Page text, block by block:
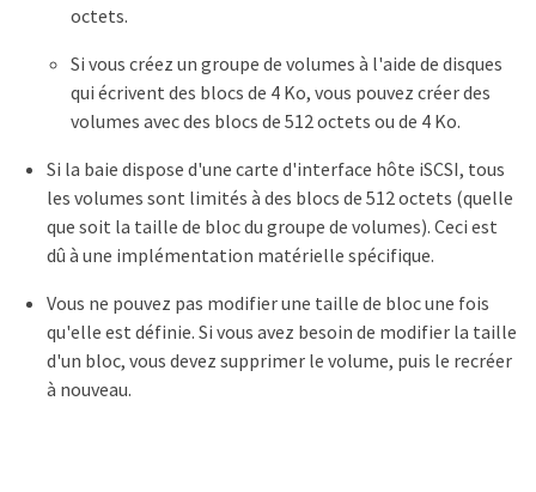
octets.
Si vous créez un groupe de volumes à l'aide de disques
qui écrivent des blocs de 4 Ko, vous pouvez créer des
volumes avec des blocs de 512 octets ou de 4 Ko.
Si la baie dispose d'une carte d'interface hôte iSCSI, tous
les volumes sont limités à des blocs de 512 octets (quelle
que soit la taille de bloc du groupe de volumes). Ceci est
dû à une implémentation matérielle spécifique.
Vous ne pouvez pas modifier une taille de bloc une fois
qu'elle est définie. Si vous avez besoin de modifier la taille
d'un bloc, vous devez supprimer le volume, puis le recréer
à nouveau.